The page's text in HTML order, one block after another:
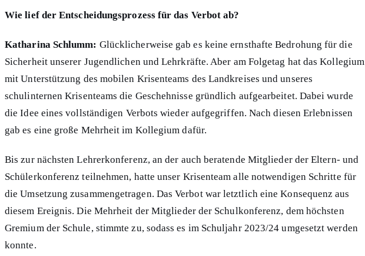
Wie lief der Entscheidungsprozess für das Verbot ab?
Katharina Schlumm: Glücklicherweise gab es keine ernsthafte Bedrohung für die
Sicherheit unserer Jugendlichen und Lehrkräfte. Aber am Folgetag hat das Kollegium
mit Unterstützung des mobilen Krisenteams des Landkreises und unseres
schulinternen Krisenteams die Geschehnisse gründlich aufgearbeitet. Dabei wurde
die Idee eines vollständigen Verbots wieder aufgegriffen. Nach diesen Erlebnissen
gab es eine große Mehrheit im Kollegium dafür.
Bis zur nächsten Lehrerkonferenz, an der auch beratende Mitglieder der Eltern- und
Schülerkonferenz teilnehmen, hatte unser Krisenteam alle notwendigen Schritte für
die Umsetzung zusammengetragen. Das Verbot war letztlich eine Konsequenz aus
diesem Ereignis. Die Mehrheit der Mitglieder der Schulkonferenz, dem höchsten
Gremium der Schule, stimmte zu, sodass es im Schuljahr 2023/24 umgesetzt werden
konnte.